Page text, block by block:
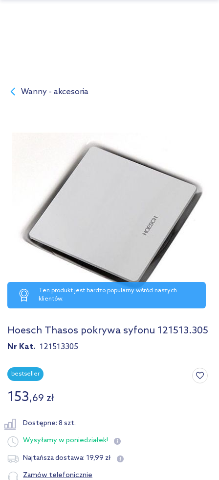
Wanny - akcesoria
Ten produkt jest bardzo popularny wśród naszych
klientów.
Hoesch Thasos pokrywa syfonu 121513.305
Nr Kat. 121513305
bestseller
153,69 zł
Dostępne: 8 szt.
Wysyłamyw poniedziałek!
Najtańsza dostawa: 19,99 zł
Zamów telefonicznie